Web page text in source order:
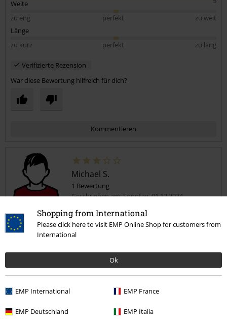
Shopping from International
Please click here to visit EMP Online Shop for customers from
International
Ok
EMP International EMP France
EMP Deutschland EMP Italia
Weite
zu eng
perfekt
zu weit
Länge
zu kurz
perfekt zu lang
Verifizierte Rezension
War diese Bewertung hilfreich für dich?
Kommentieren
Kommentar jetzt abschicken!
Michael S.
1 Bewertung
Geschrieben am: Sonntag, 01.12.2024
Reissverschluss nach genau einem Jahr schon
defekt, naja !
Qualität
Design